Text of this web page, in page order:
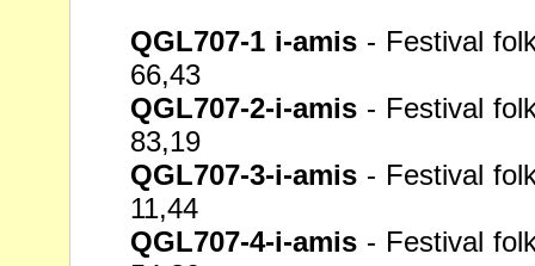
QGL707-1 i-amis - Festival
66,43
QGL707-2-i-amis - Festival
83,19
QGL707-3-i-amis - Festival
11,44
QGL707-4-i-amis - Festival